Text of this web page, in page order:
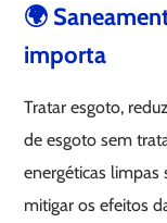
🌍
importa
Tratar esgoto,
de esgoto sem
energéticas
mitigar os efeitos